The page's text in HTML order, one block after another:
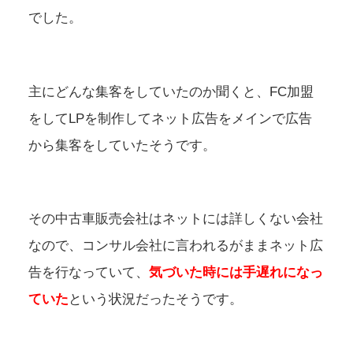
でした。
主にどんな集客をしていたのか聞くと、FC加盟
をしてLPを制作してネット広告をメインで広告
から集客をしていたそうです。
その中古車販売会社はネットには詳しくない会社
なので、コンサル会社に言われるがままネット広
告を行なっていて、 気づいた時には手遅れになっ
ていた という状況だったそうです。